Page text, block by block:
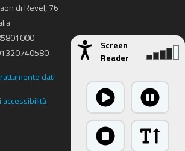
di Revel, 76
dati
Screen
Reader